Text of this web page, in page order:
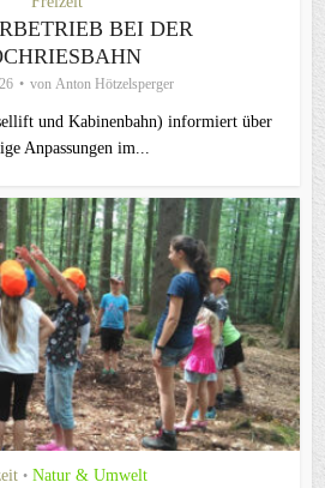
BEI DER
von Anton Hötzelsperger
und Kabinenbahn) informiert über
Anpassungen im...
• Natur & Umwelt